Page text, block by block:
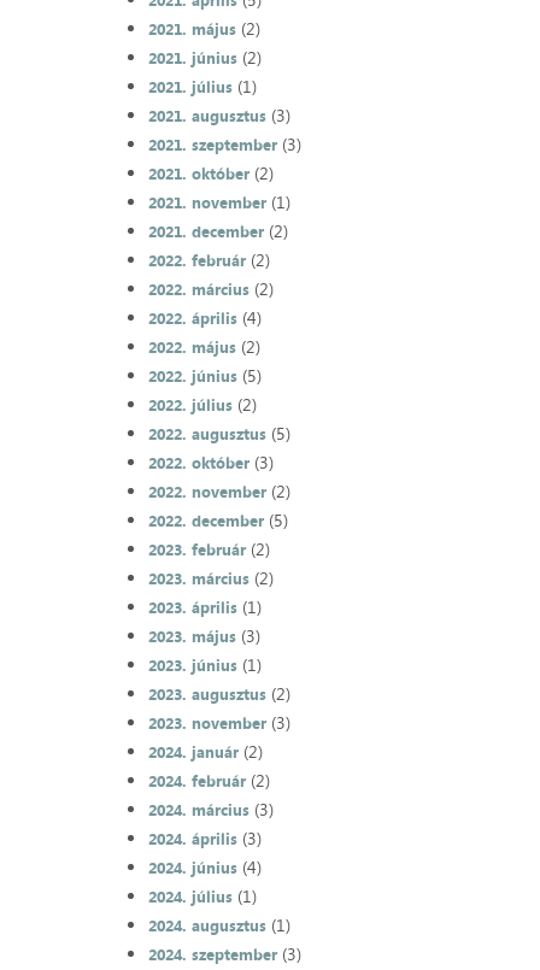
2021. május(2)
2021. június(2)
2021. július(1)
2021. augusztus(3)
2021. szeptember(3)
2021. október(2)
2021. november(1)
2021. december(2)
2022. február(2)
2022. március(2)
2022. április(4)
2022. május(2)
2022. június(5)
2022. július(2)
2022. augusztus(5)
2022. október(3)
2022. november(2)
2022. december(5)
2023. február(2)
2023. március(2)
2023. április(1)
2023. május(3)
2023. június(1)
2023. augusztus(2)
2023. november(3)
2024. január(2)
2024. február(2)
2024. március(3)
2024. április(3)
2024. június(4)
2024. július(1)
2024. augusztus(1)
2024. szeptember(3)